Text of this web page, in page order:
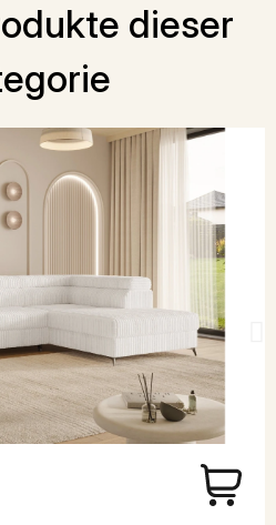
dieser